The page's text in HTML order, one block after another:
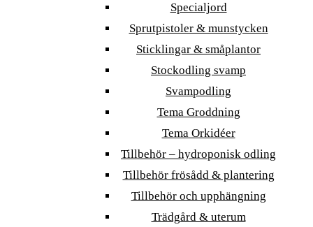
Specialjord
Sprutpistoler & munstycken
Sticklingar & småplantor
Stockodling svamp
Svampodling
Tema Groddning
Tema Orkidéer
Tillbehör – hydroponisk odling
Tillbehör frösådd & plantering
Tillbehör och upphängning
Trädgård & uterum